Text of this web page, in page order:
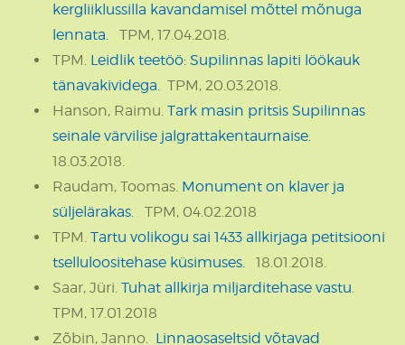
kergliiklussilla kavandamisel mõttel mõnuga
lennata.
TPM, 17.04.2018.
TPM. Leidlik teetöö: Supilinnas lapiti löökauk
tänavakividega. TPM, 20.03.2018.
Hanson, Raimu. Tark masin pritsis Supilinnas
seinale värvilise jalgrattakentaurnaise.
18.03.2018.
Raudam, Toomas. Monument on klaver ja
süljelärakas.
TPM, 04.02.2018
TPM. Tartu volikogu sai 1433 allkirjaga petitsiooni
tselluloositehase küsimuses.
18.01.2018.
Saar, Jüri. Tuhat allkirja miljarditehase vastu.
TPM, 17.01.2018
Zõbin, Janno. Linnaosaseltsid võtavad